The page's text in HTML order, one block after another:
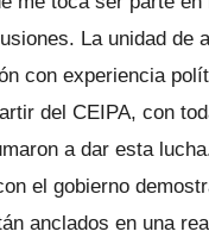
La unidad de
con experiencia
del CEIPA, con
a dar esta
el gobierno
anclados en una